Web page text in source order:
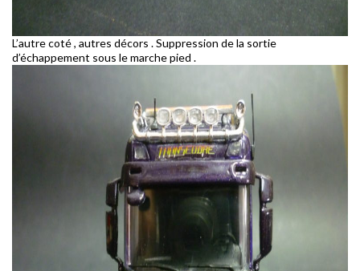
L’autre coté , autres décors . Suppression de la sortie
d’échappement sous le marche pied .